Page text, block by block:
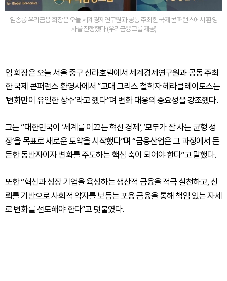
임종룡 우리금융 회장은 오늘 세계경제연구원과 공동 주최한 국제 콘퍼런스에서 환영
사를 진행했다 (우리금융그룹 제공)
임 회장은 오늘 서울 중구 신라호텔에서 세계경제연구원과 공동 주최
한 국제 콘퍼런스 환영사에서 “고대 그리스 철학자 헤라클레이토스는
‘변화만이 유일한 상수’라고 했다”며 변화 대응의 중요성을 강조했다.
그는 “대한민국이 ‘세계를 이끄는 혁신 경제’, ‘모두가 잘 사는 균형 성
장’을 목표로 새로운 도약을 시작했다”며 “금융산업은 그 과정에서 든
든한 동반자이자 변화를 주도하는 핵심 축이 되어야 한다”고 말했다.
또한 “혁신과 성장 기업을 육성하는 생산적 금융을 적극 실천하고, 신
뢰를 기반으로 사회적 약자를 보듬는 포용 금융을 통해 책임 있는 자세
로 변화를 선도해야 한다”고 덧붙였다.